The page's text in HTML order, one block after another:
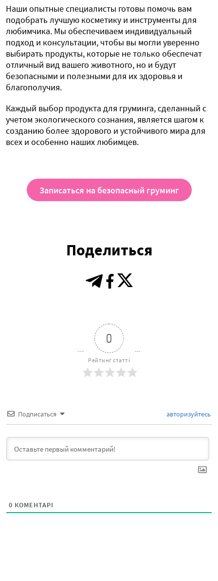
Наши опытные специалисты готовы помочь вам
подобрать лучшую косметику и инструменты для
любимчика. Мы обеспечиваем индивидуальный
подход и консультации, чтобы вы могли уверенно
выбирать продукты, которые не только обеспечат
отличный вид вашего животного, но и будут
безопасными и полезными для их здоровья и
благополучия.
Каждый выбор продукта для груминга, сделанный с
учетом экологического сознания, является шагом к
созданию более здорового и устойчивого мира для
всех и особенно наших любимцев.
Записаться на безопасный груминг
Поделиться
0
Рейтинг статті
Подписаться авторизуйтесь
0 КОМЕНТАРІ